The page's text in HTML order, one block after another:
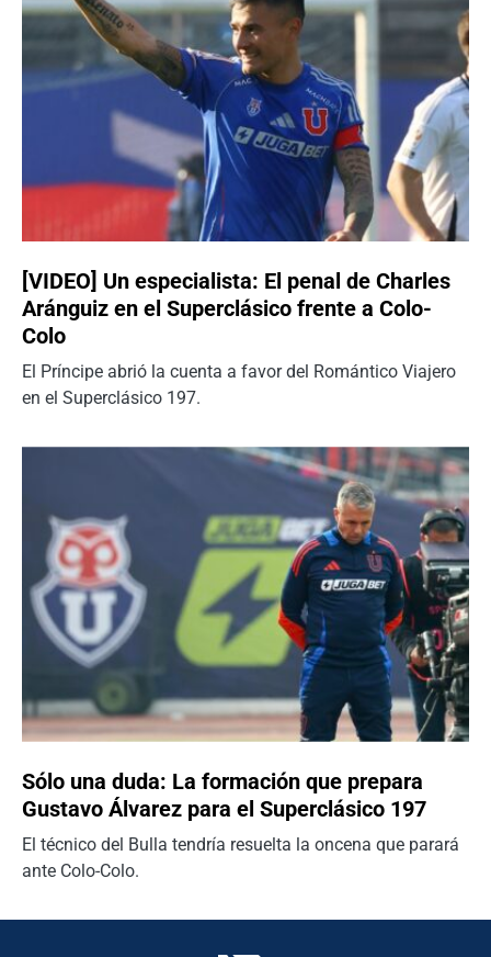
[VIDEO] Un especialista: El penal de Charles
Aránguiz en el Superclásico frente a Colo-
Colo
El Príncipe abrió la cuenta a favor del Romántico Viajero
en el Superclásico 197.
Sólo una duda: La formación que prepara
Gustavo Álvarez para el Superclásico 197
El técnico del Bulla tendría resuelta la oncena que parará
ante Colo-Colo.